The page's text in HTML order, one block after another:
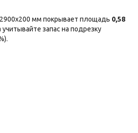
мм покрывает площадь 0,58
учитывайте запас на подрезку